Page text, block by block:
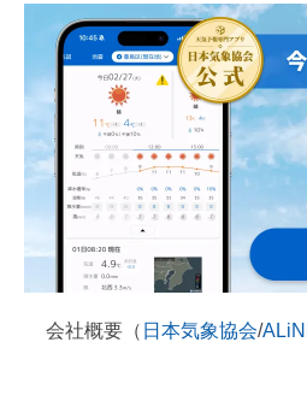
会社概要（ 日本気象協会/